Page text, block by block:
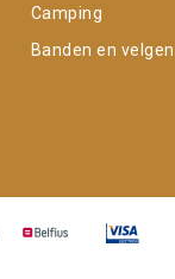
Camping
Banden en velgen